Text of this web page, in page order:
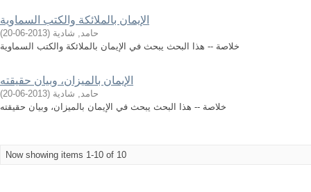
الإيمان بالملائكة والكتب السماوية
حامد, شادية (
2013-06-20
)
خلاصة -- هذا البحث يبحث في الإيمان بالملائكة والكتب السماوية
الإيمان بالميزان، وبيان حقيقته
حامد, شادية (
2013-06-20
)
خلاصة -- هذا البحث يبحث في الإيمان بالميزان، وبيان حقيقته
Now showing items 1-10 of 10